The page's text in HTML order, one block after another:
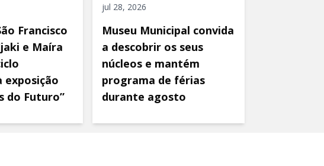
Francisco
e Maíra
exposição
do Futuro”
jul 28, 2026
Museu Municipal convida
a descobrir os seus
núcleos e mantém
programa de férias
durante agosto